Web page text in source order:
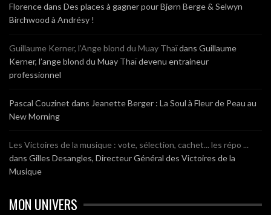
Florencedans Des places à gagner pour Bjørn Berge & Selwyn
Birchwood à Andrésy !
Guillaume Kerner, l’Ange blond du Muay Thaïdans Guillaume
Kerner, l’ange blond du Muay Thaï devenu entraineur
professionnel
Pascal Couzinet dans Jeanette Berger : La Soul à Fleur de Peau au
New Morning
Les Victoires de la musique : vote, sélection, cachet... les répo ...
dans Gilles Desangles, Directeur Général des Victoires de la
Musique
MON UNIVERS